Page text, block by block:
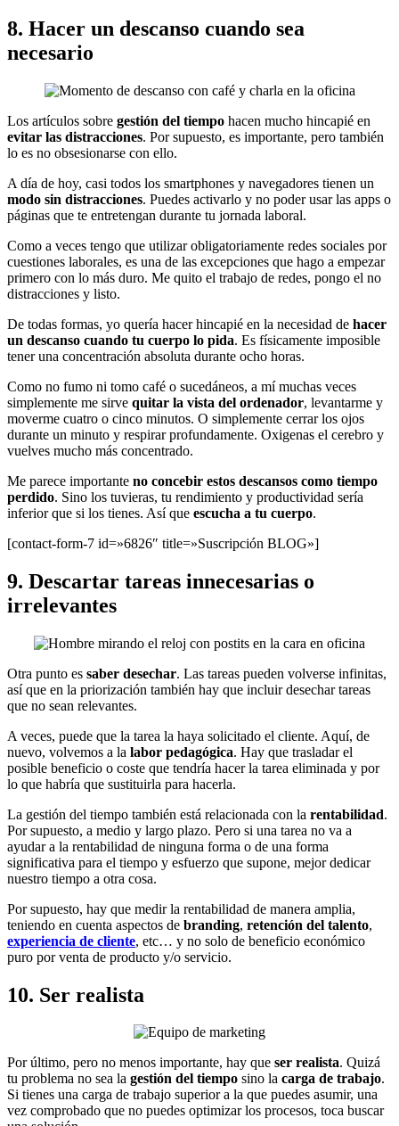
8. Hacer un descanso cuando sea
necesario
Los artículos sobre gestión del tiempo hacen mucho hincapié en
evitar las distracciones. Por supuesto, es importante, pero también
lo es no obsesionarse con ello.
A día de hoy, casi todos los smartphones y navegadores tienen un
modo sin distracciones. Puedes activarlo y no poder usar las apps o
páginas que te entretengan durante tu jornada laboral.
Como a veces tengo que utilizar obligatoriamente redes sociales por
cuestiones laborales, es una de las excepciones que hago a empezar
primero con lo más duro. Me quito el trabajo de redes, pongo el no
distracciones y listo.
De todas formas, yo quería hacer hincapié en la necesidad de hacer
un descanso cuando tu cuerpo lo pida. Es físicamente imposible
tener una concentración absoluta durante ocho horas.
Como no fumo ni tomo café o sucedáneos, a mí muchas veces
simplemente me sirve quitar la vista del ordenador, levantarme y
moverme cuatro o cinco minutos. O simplemente cerrar los ojos
durante un minuto y respirar profundamente. Oxigenas el cerebro y
vuelves mucho más concentrado.
Me parece importante no concebir estos descansos como tiempo
perdido. Sino los tuvieras, tu rendimiento y productividad sería
inferior que si los tienes. Así que escucha a tu cuerpo.
[contact-form-7 id=»6826″ title=»Suscripción BLOG»]
9. Descartar tareas innecesarias o
irrelevantes
Otra punto es saber desechar. Las tareas pueden volverse infinitas,
así que en la priorización también hay que incluir desechar tareas
que no sean relevantes.
A veces, puede que la tarea la haya solicitado el cliente. Aquí, de
nuevo, volvemos a la labor pedagógica. Hay que trasladar el
posible beneficio o coste que tendría hacer la tarea eliminada y por
lo que habría que sustituirla para hacerla.
La gestión del tiempo también está relacionada con la rentabilidad.
Por supuesto, a medio y largo plazo. Pero si una tarea no va a
ayudar a la rentabilidad de ninguna forma o de una forma
significativa para el tiempo y esfuerzo que supone, mejor dedicar
nuestro tiempo a otra cosa.
Por supuesto, hay que medir la rentabilidad de manera amplia,
teniendo en cuenta aspectos de branding, retención del talento,
experiencia de cliente, etc… y no solo de beneficio económico
puro por venta de producto y/o servicio.
10. Ser realista
Por último, pero no menos importante, hay que ser realista. Quizá
tu problema no sea la gestión del tiempo sino la carga de trabajo.
Si tienes una carga de trabajo superior a la que puedes asumir, una
vez comprobado que no puedes optimizar los procesos, toca buscar